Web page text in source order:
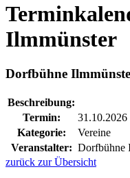
Ilmmünster
Dorfbühne
Beschreibung:
Termin:
Kategorie:
Vereine
Veranstalter: Dorfbühne
zurück zur Übersicht